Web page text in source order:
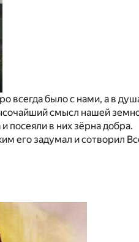
всегда было с нами, а в
смысл нашей
посеяли в них зёрна добра.
его задумал и сотворил